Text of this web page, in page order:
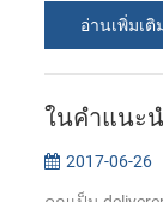
อ่านเพิ่มเติ
ในคำแนะ
2017-06-26